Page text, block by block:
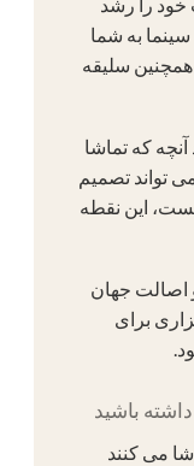
خود را رشد
سینما به شما
سلیقه
که تماشا
تواند تصمیم
این نقطه
اصالت جهان
برای
باشید
می کنند